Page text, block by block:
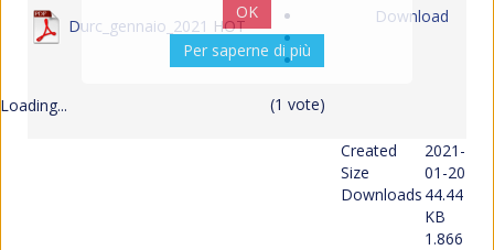
OK
Per saperne di più
Loading...
Durc_gennaio_2021 HOT
(1 vote)
Download
Created
Size
Downloads
2021-
01-20
44.44
KB
1.866